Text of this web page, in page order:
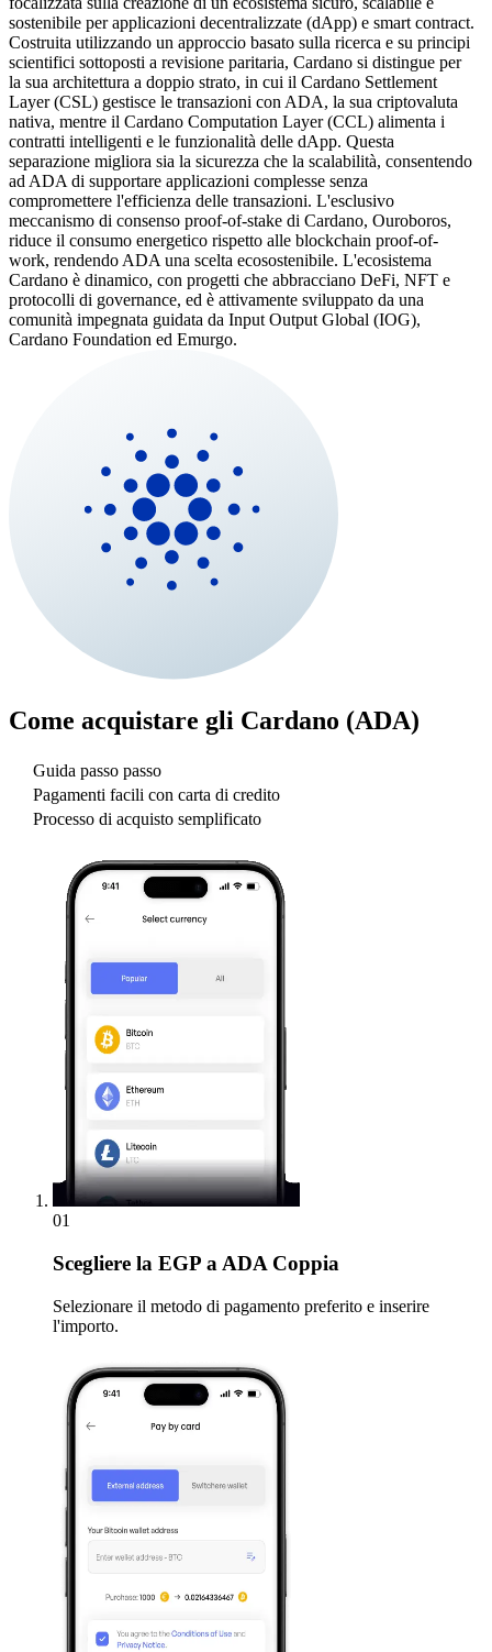
sostenibile per applicazioni decentralizzate (dApp) e smart contract.
Costruita utilizzando un approccio basato sulla ricerca e su principi
scientifici sottoposti a revisione paritaria, Cardano si distingue per
la sua architettura a doppio strato, in cui il Cardano Settlement
Layer (CSL) gestisce le transazioni con ADA, la sua criptovaluta
nativa, mentre il Cardano Computation Layer (CCL) alimenta i
contratti intelligenti e le funzionalità delle dApp. Questa
separazione migliora sia la sicurezza che la scalabilità, consentendo
ad ADA di supportare applicazioni complesse senza
compromettere l'efficienza delle transazioni. L'esclusivo
meccanismo di consenso proof-of-stake di Cardano, Ouroboros,
riduce il consumo energetico rispetto alle blockchain proof-of-
work, rendendo ADA una scelta ecosostenibile. L'ecosistema
Cardano è dinamico, con progetti che abbracciano DeFi, NFT e
protocolli di governance, ed è attivamente sviluppato da una
comunità impegnata guidata da Input Output Global (IOG),
Cardano Foundation ed Emurgo.
Come acquistare gli Cardano (ADA)
Guida passo passo
Pagamenti facili con carta di credito
Processo di acquisto semplificato
01
Scegliere la EGP a ADA Coppia
Selezionare il metodo di pagamento preferito e inserire
l'importo.